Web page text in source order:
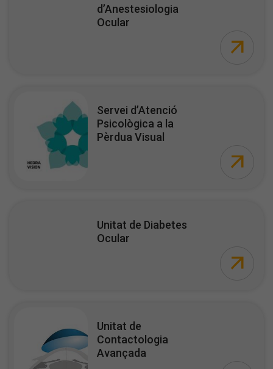
d’Anestesiologia
Ocular
Servei d’Atenció
Psicològica a la
Pèrdua Visual
Unitat de Diabetes
Ocular
Unitat de
Contactologia
Avançada